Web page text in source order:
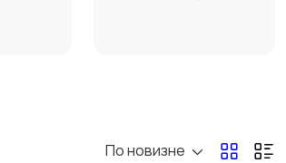
По новизне